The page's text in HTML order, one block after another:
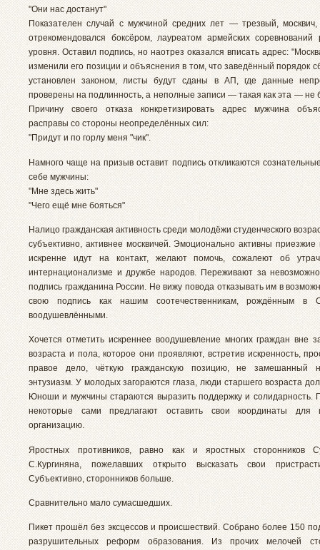
"Они нас достанут"
Показателен случай с мужчиной средних лет — трезвый,
отрекомендовался боксёром, лауреатом армейских соревнований
уровня. Оставил подпись, но наотрез оказался вписать адрес:
изменили его позиции и объяснения в том, что заведённый порядок
установлен законом, листы будут сданы в АП, где данные
проверены на подлинность, а неполные записи — такая как эта — не
Причину своего отказа конкретизировать адрес мужчина
расправы со стороны неопределённых сил:
"Придут и по горлу меня "чик".
Намного чаще на призыв оставит подпись откликаются
себе мужчины:
"Мне здесь жить"
"Чего ещё мне бояться"
Налицо гражданская активность среди молодёжи студенческого
субъективно, активнее москвичей. Эмоционально активны
искренне идут на контакт, желают помочь, сожалеют об
интернационализме и дружбе народов. Переживают за
подпись гражданина России. Не вижу повода отказывать им в
свою подпись как нашим соотечественникам, рождённым в
воодушевлёнными.
Хочется отметить искреннее воодушевление многих граждан вне
возраста и пола, которое они проявляют, встретив искренность,
правое дело, чёткую гражданскую позицию, не замешанный
энтузиазм. У молодых загораются глаза, люди старшего возраста
Юноши и мужчины стараются выразить поддержку и солидарность.
некоторые сами предлагают оставить свои координаты для
организацию.
Яростных противников, равно как и яростных сторонников
С.Кургиняна, пожелавших открыто высказать свои
Субъективно, сторонников больше.
Сравнительно мало сумасшедших.
Пикет прошёл без эксцессов и происшествий. Собрано более 150
разрушительных реформ образования. Из прочих мелочей